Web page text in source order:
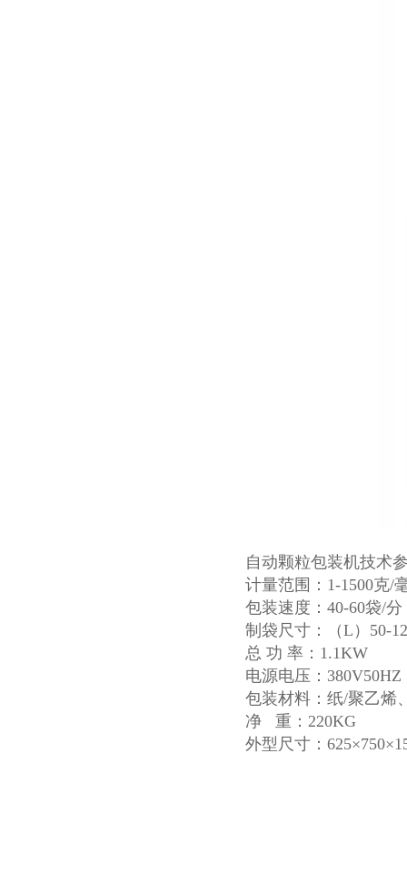
自动颗粒包装机技术
计量范围：1-1500克/
包装速度：40-60袋/分
制袋尺寸：（L）50-
总 功 率：1.1KW
电源电压：
包装材料：纸/聚乙烯
净 重：220KG
外型尺寸：